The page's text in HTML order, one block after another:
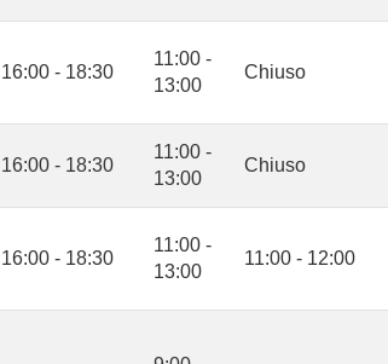
16:00 - 18:30
11:00 -
13:00
Chiuso
16:00 - 18:30
11:00 -
13:00
Chiuso
16:00 - 18:30
11:00 -
13:00
11:00 - 12:00